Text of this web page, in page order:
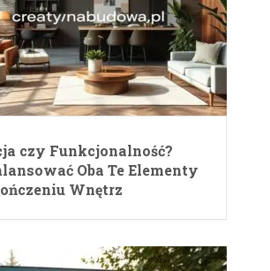
czy Funkcjonalność?
Oba Te Elementy
Wnętrz